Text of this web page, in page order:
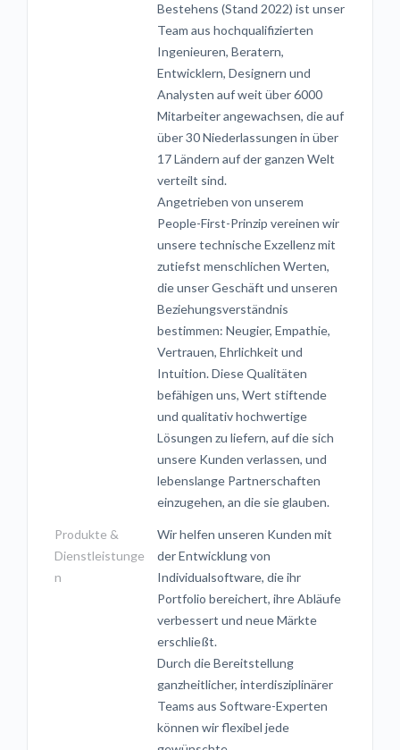
Bestehens (Stand 2022) ist unser
Team aus hochqualifizierten
Ingenieuren, Beratern,
Entwicklern, Designern und
Analysten auf weit über 6000
Mitarbeiter angewachsen, die auf
über 30 Niederlassungen in über
17 Ländern auf der ganzen Welt
verteilt sind.
Angetrieben von unserem
People-First-Prinzip vereinen wir
unsere technische Exzellenz mit
zutiefst menschlichen Werten,
die unser Geschäft und unseren
Beziehungsverständnis
bestimmen: Neugier, Empathie,
Vertrauen, Ehrlichkeit und
Intuition. Diese Qualitäten
befähigen uns, Wert stiftende
und qualitativ hochwertige
Lösungen zu liefern, auf die sich
unsere Kunden verlassen, und
lebenslange Partnerschaften
einzugehen, an die sie glauben.
Produkte &
Dienstleistunge
n
Wir helfen unseren Kunden mit
der Entwicklung von
Individualsoftware, die ihr
Portfolio bereichert, ihre Abläufe
verbessert und neue Märkte
erschließt.
Durch die Bereitstellung
ganzheitlicher, interdisziplinärer
Teams aus Software-Experten
können wir flexibel jede